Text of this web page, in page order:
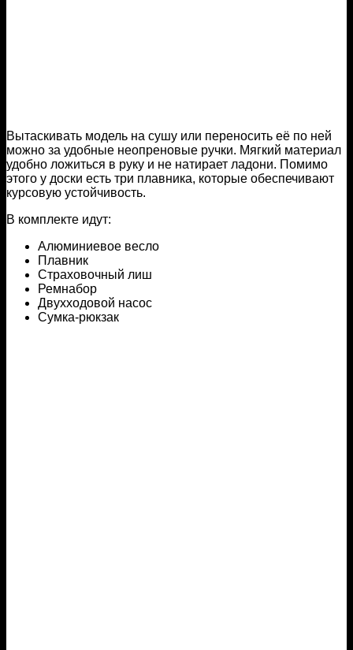
Вытаскивать модель на сушу или переносить её по ней
можно за удобные неопреновые ручки. Мягкий материал
удобно ложиться в руку и не натирает ладони. Помимо
этого у доски есть три плавника, которые обеспечивают
курсовую устойчивость.
В комплекте идут:
Алюминиевое весло
Плавник
Страховочный лиш
Ремнабор
Двухходовой насос
Сумка-рюкзак